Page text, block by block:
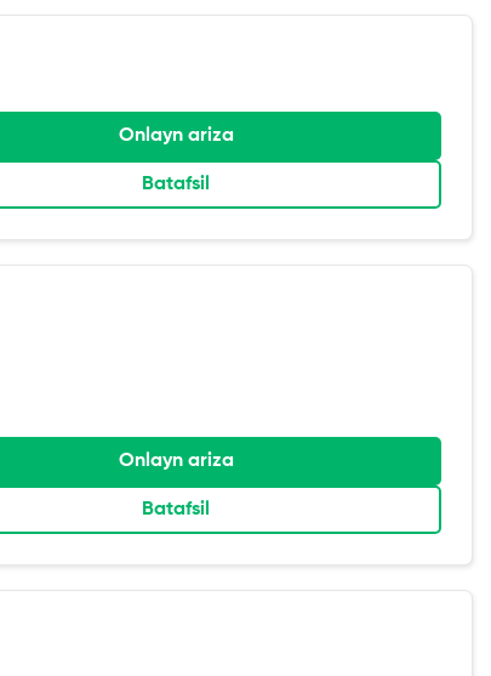
Onlayn ariza
Batafsil
Onlayn ariza
Batafsil